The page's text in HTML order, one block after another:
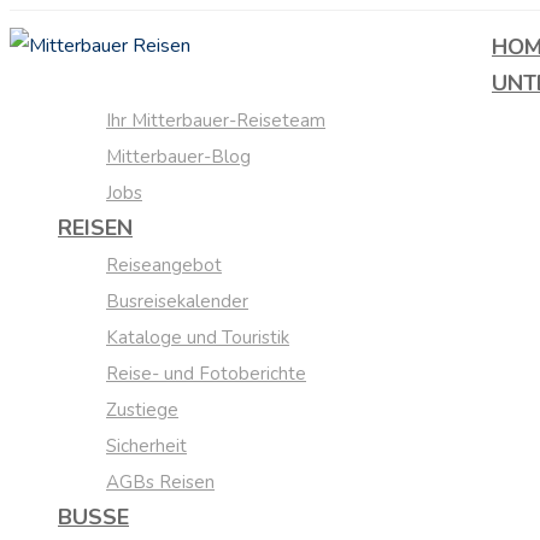
Ihr Mitterbauer-Reiseteam
Mitterbauer-Blog
Jobs
REISEN
Reiseangebot
Busreisekalender
Kataloge und Touristik
Reise- und Fotoberichte
Zustiege
Sicherheit
AGBs Reisen
BUSSE